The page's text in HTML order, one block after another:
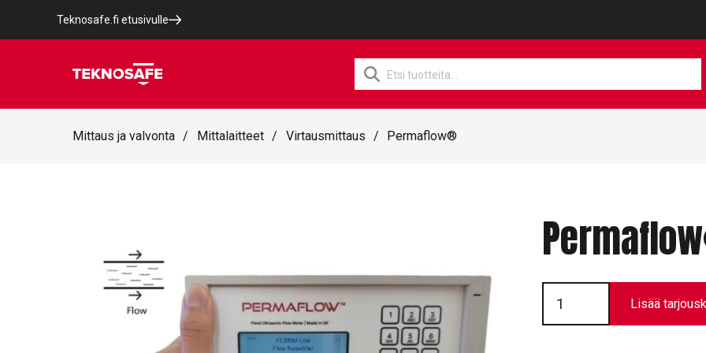
Teknosafe.fi etusivulle
Products
search
Mittaus ja valvonta / Mittalaitteet / Virtausmittaus / Permaflow®
Permaflow®
määrä
Lisää